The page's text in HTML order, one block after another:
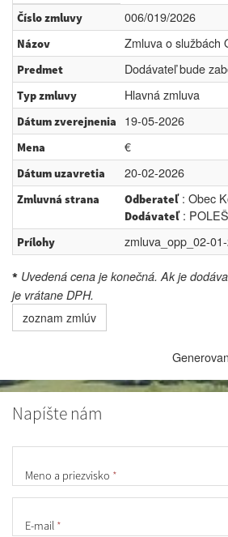
Číslo zmluvy 006/019/2026
Názov Zmluva o službách
Predmet Dodávateľ bude
Typ zmluvy Hlavná zmluva
Dátum zverejnenia 19-05-2026
Mena €
Dátum uzavretia 20-02-2026
Zmluvná strana Odberateľ: Obec
Dodávateľ:
Prílohy zmluva_opp_02-
* Uvedená cena je konečná. Ak je
je vrátane DPH.
zoznam zmlúv
Napíšte nám
Meno a priezvisko *
E-mail *